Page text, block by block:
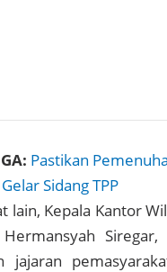
Pastikan
Sidang TPP
lain, Kepala Kantor
Hermansyah
jajaran